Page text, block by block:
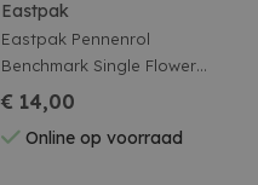
Eastpak
Eastpak Pennenrol
Benchmark Single Flower
Swift Black
€ 14,00
Online op voorraad